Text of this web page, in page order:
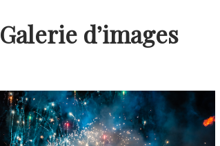
Galerie d’images